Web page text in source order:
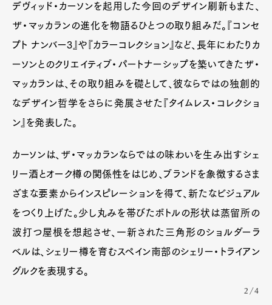
デヴィッド・カーソンを起用した今回のデザイン刷新もまた、
ザ・マッカランの進化を物語るひとつの取り組みだ。『コンセ
プト ナンバー3』や『カラーコレクション』など、長年にわたりカ
ーソンとのクリエイティブ・パートナーシップを築いてきたザ・
マッカランは、その取り組みを礎として、彼ならではの独創的
なデザイン哲学をさらに発展させた『タイムレス・コレクショ
ン』を発表した。
カーソンは、ザ・マッカランならではの味わいを生み出すシェ
リー酒とオーク樽の関係性をはじめ、ブランドを象徴するさま
ざまな要素からインスピレーションを得て、新たなビジュアル
をつくり上げた。少し丸みを帯びたボトルの形状は蒸留所の
波打つ屋根を想起させ、一新された三角形のショルダーラ
ベルは、シェリー樽を育むスペイン南部のシェリー・トライアン
グルクを表現する。
2/4